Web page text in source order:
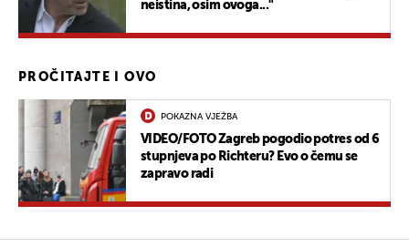
neistina, osim ovoga..."
PROČITAJTE I OVO
POKAZNA VJEŽBA
VIDEO/FOTO Zagreb pogodio potres od 6
stupnjeva po Richteru? Evo o čemu se
zapravo radi